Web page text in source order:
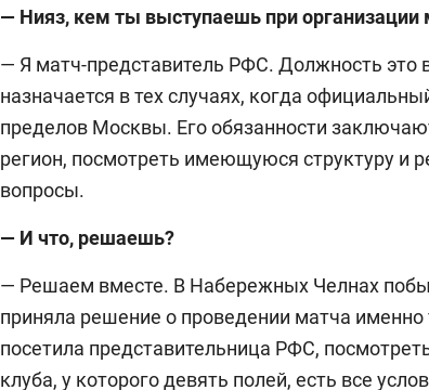
— Нияз, кем ты выступаешь при организации
— Я матч-представитель РФС. Должность это
назначается в тех случаях, когда
пределов Москвы. Его обязанности
регион, посмотреть имеющуюся структуру и
вопросы.
— И что, решаешь?
— Решаем вместе. В Набережных Челнах
приняла решение о проведении матча именно
посетила представительница РФС,
клуба, у которого девять полей, есть все